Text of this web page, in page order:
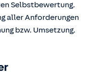
Selbstbewertung.
aller Anforderungen
bzw. Umsetzung.